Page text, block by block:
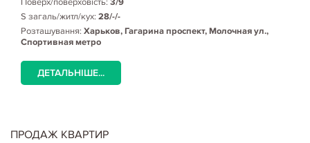
S загаль/житл/кух: 28/-/-
Розташування: Харьков, Гагарина проспект, Молочная ул.,
Спортивная метро
ДЕТАЛЬНІШЕ...
ПРОДАЖ КВАРТИР